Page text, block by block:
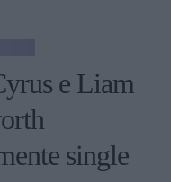
e Liam
single